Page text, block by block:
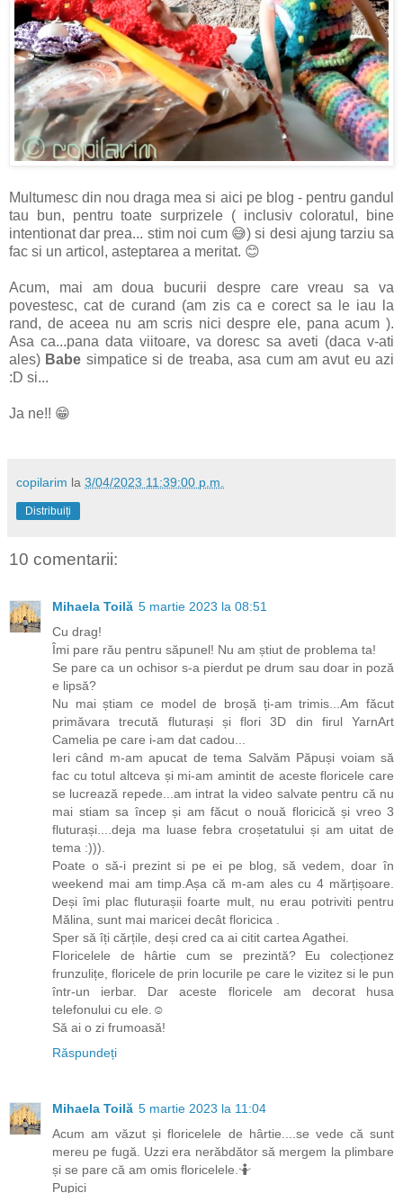
Multumesc din nou draga mea si aici pe blog - pentru gandul
tau bun, pentru toate surprizele ( inclusiv coloratul, bine
intentionat dar prea... stim noi cum 😅) si desi ajung tarziu sa
fac si un articol, asteptarea a meritat. 😊
Acum, mai am doua bucurii despre care vreau sa va
povestesc, cat de curand (am zis ca e corect sa le iau la
rand, de aceea nu am scris nici despre ele, pana acum ).
Asa ca...pana data viitoare, va doresc sa aveti (daca v-ati
ales) Babe simpatice si de treaba, asa cum am avut eu azi
:D si...
Ja ne!! 😁
copilarim la 3/04/2023 11:39:00 p.m.
Distribuiți
10 comentarii:
Mihaela Toilă 5 martie 2023 la 08:51
Cu drag!
Îmi pare rău pentru săpunel! Nu am știut de problema ta!
Se pare ca un ochisor s-a pierdut pe drum sau doar in poză
e lipsă?
Nu mai știam ce model de broșă ți-am trimis...Am făcut
primăvara trecută fluturași și flori 3D din firul YarnArt
Camelia pe care i-am dat cadou...
Ieri când m-am apucat de tema Salvăm Păpuși voiam să
fac cu totul altceva și mi-am amintit de aceste floricele care
se lucrează repede...am intrat la video salvate pentru că nu
mai stiam sa încep și am făcut o nouă floricică și vreo 3
fluturași....deja ma luase febra croșetatului și am uitat de
tema :))).
Poate o să-i prezint si pe ei pe blog, să vedem, doar în
weekend mai am timp.Așa că m-am ales cu 4 mărțișoare.
Deși îmi plac fluturașii foarte mult, nu erau potriviti pentru
Mălina, sunt mai maricei decât floricica .
Sper să îți cărțile, deși cred ca ai citit cartea Agathei.
Floricelele de hârtie cum se prezintă? Eu colecționez
frunzulițe, floricele de prin locurile pe care le vizitez si le pun
într-un ierbar. Dar aceste floricele am decorat husa
telefonului cu ele.☺️
Să ai o zi frumoasă!
Răspundeți
Mihaela Toilă 5 martie 2023 la 11:04
Acum am văzut și floricelele de hârtie....se vede că sunt
mereu pe fugă. Uzzi era nerăbdător să mergem la plimbare
și se pare că am omis floricelele.🤷
Pupici